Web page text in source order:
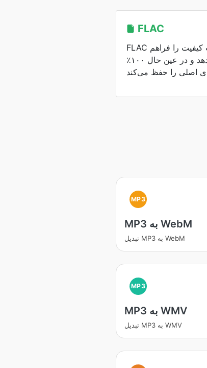
FLAC
FLAC فشرده‌سازی صوتی بدون افت کیفیت را فراهم
می‌کند و حجم فایل را کاهش می‌دهد و در عین حال ۱۰۰٪
MP3
MP3 به WebM
تبدیل MP3 به WebM
MP3
MP3 به WMV
تبدیل MP3 به WMV